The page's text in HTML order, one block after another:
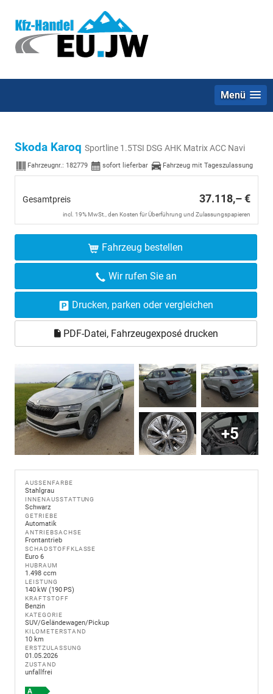
Menü
Skoda Karoq Sportline 1.5TSI DSG AHK Matrix ACC Navi
Fahrzeugnr.: 182779 sofort lieferbar Fahrzeug mit Tageszulassung
Gesamtpreis 37.118,– €
incl. 19% MwSt., den Kosten für Überführung und Zulassungspapieren
Fahrzeug bestellen
Wir rufen Sie an
Drucken, parken oder vergleichen
PDF-Datei, Fahrzeugexposé drucken
+5
AUSSENFARBE
Stahlgrau
INNENAUSSTATTUNG
Schwarz
GETRIEBE
Automatik
ANTRIEBSACHSE
Frontantrieb
SCHADSTOFFKLASSE
Euro 6
HUBRAUM
1.498 ccm
LEISTUNG
140 kW (190 PS)
KRAFTSTOFF
Benzin
KATEGORIE
SUV/Geländewagen/Pickup
KILOMETERSTAND
10 km
ERSTZULASSUNG
01.05.2026
ZUSTAND
unfallfrei